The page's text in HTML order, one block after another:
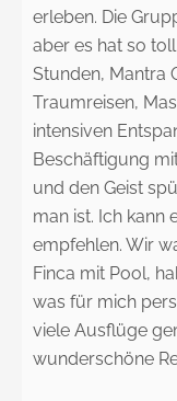
erleben. Die
aber es hat so
Stunden, Mantra
Traumreisen,
intensiven
Beschäftigung
und den Geist
man ist. Ich kann
empfehlen. Wir
Finca mit Pool,
was für mich
viele Ausflüge
wunderschöne